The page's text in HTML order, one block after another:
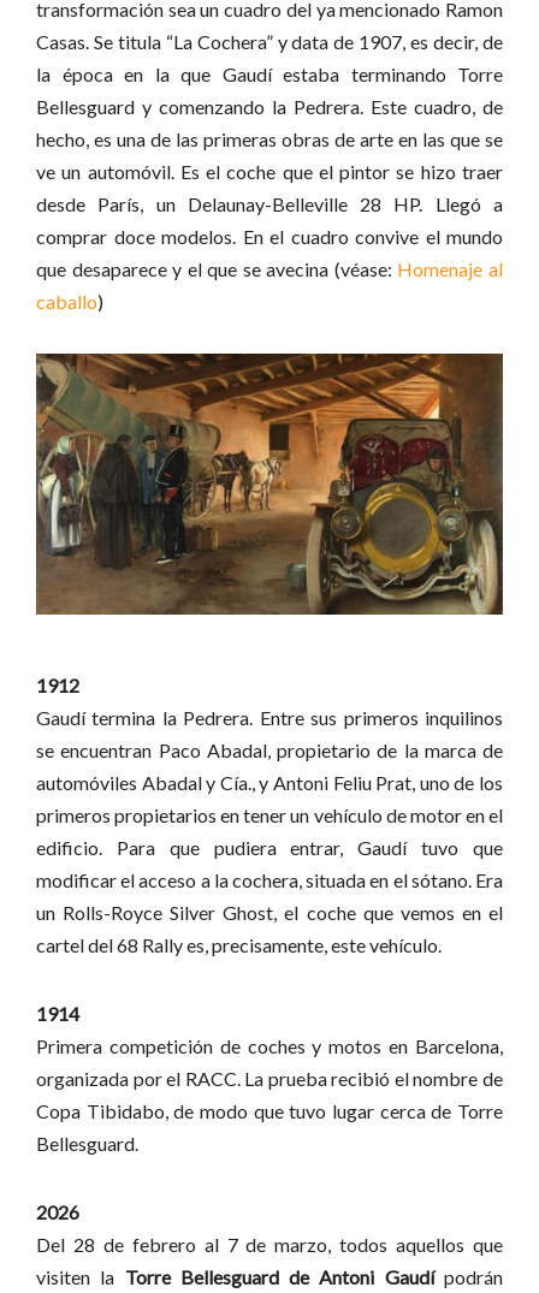
transformación sea un cuadro del ya mencionado Ramon
Casas. Se titula “La Cochera” y data de 1907, es decir, de
la época en la que Gaudí estaba terminando Torre
Bellesguard y comenzando la Pedrera. Este cuadro, de
hecho, es una de las primeras obras de arte en las que se
ve un automóvil. Es el coche que el pintor se hizo traer
desde París, un Delaunay-Belleville 28 HP. Llegó a
comprar doce modelos. En el cuadro convive el mundo
que desaparece y el que se avecina (véase: Homenaje al
caballo)
1912
Gaudí termina la Pedrera. Entre sus primeros inquilinos
se encuentran Paco Abadal, propietario de la marca de
automóviles Abadal y Cía., y Antoni Feliu Prat, uno de los
primeros propietarios en tener un vehículo de motor en el
edificio. Para que pudiera entrar, Gaudí tuvo que
modificar el acceso a la cochera, situada en el sótano. Era
un Rolls-Royce Silver Ghost, el coche que vemos en el
cartel del 68 Rally es, precisamente, este vehículo.
1914
Primera competición de coches y motos en Barcelona,
organizada por el RACC. La prueba recibió el nombre de
Copa Tibidabo, de modo que tuvo lugar cerca de Torre
Bellesguard.
2026
Del 28 de febrero al 7 de marzo, todos aquellos que
visiten la Torre Bellesguard de Antoni Gaudípodrán